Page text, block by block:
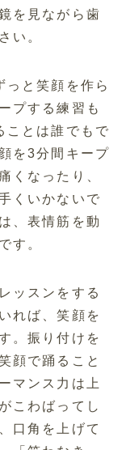
を見ながら歯
い。
っと笑顔を作ら
プする練習も
ことは誰でもで
を3分間キープ
くなったり、
くいかないで
、表情筋を動
す。
ッスンをする
れば、笑顔を
。振り付けを
顔で踊ること
マンス力は上
こわばってし
口角を上げて